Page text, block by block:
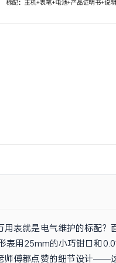
用表就是电气维护的标配
表用25mm的小巧钳口和
师傅都点赞的细节设计——